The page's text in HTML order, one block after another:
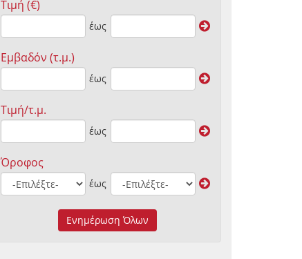
Τιμή (€)
έως
Εμβαδόν (τ.μ.)
έως
Τιμή/τ.μ.
έως
Όροφος
έως
Ενημέρωση Όλων